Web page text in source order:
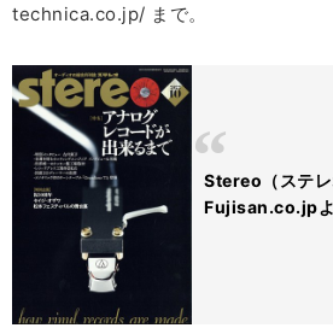
technica.co.jp/ まで。
Stereo（ステレ
Fujisan.co.jp